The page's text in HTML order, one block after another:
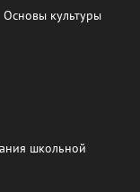
Основы культуры
школьной